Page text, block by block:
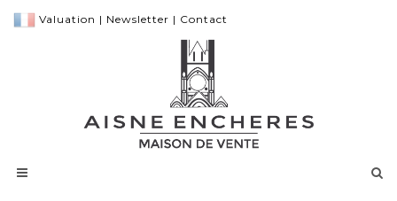
Valuation | Newsletter | Contact